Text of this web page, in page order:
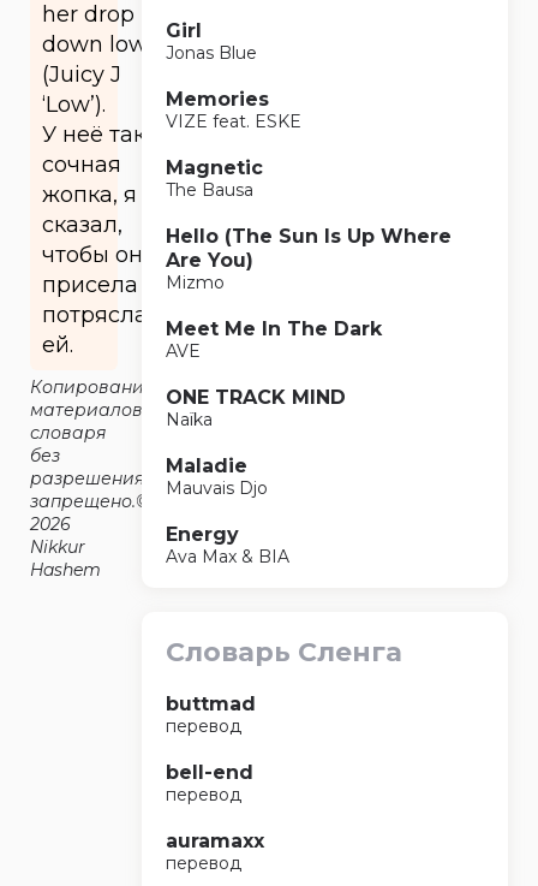
her drop it
down low
(Juicy J
‘Low’).
У неё такая
сочная
жопка, я
сказал,
чтобы она
присела и
потрясла
ей.
Копирование
материалов
словаря
без
разрешения
запрещено.©2014-
2026
Nikkur
Hashem
Girl
Jonas Blue
Memories
VIZE feat. ESKE
Magnetic
The Bausa
Hello (The Sun Is Up Where
Are You)
Mizmo
Meet Me In The Dark
AVE
ONE TRACK MIND
Naïka
Maladie
Mauvais Djo
Energy
Ava Max & BIA
Словарь Сленга
buttmad
перевод
bell-end
перевод
auramaxx
перевод